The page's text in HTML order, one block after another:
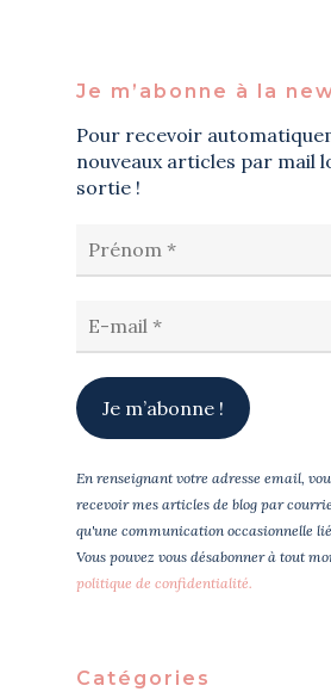
Je m’abonne à la
Pour recevoir
nouveaux articles par mail
sortie !
En renseignant votre adresse email,
recevoir mes articles de blog par
qu'une communication occasionnelle
Vous pouvez vous désabonner à tout
politique de confidentialité.
Catégories